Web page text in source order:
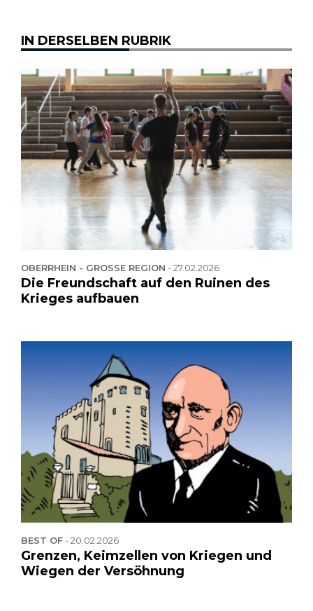
IN DERSELBEN RUBRIK
OBERRHEIN - GROSSE REGION -27.02.2026
Die Freundschaft auf den Ruinen des
Krieges aufbauen
BEST OF-20.02.2026
Grenzen, Keimzellen von Kriegen und
Wiegen der Versöhnung